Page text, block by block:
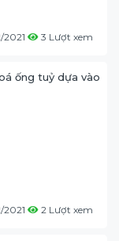
2021 3 Lượt xem
ống tuỷ dựa vào
2021 2 Lượt xem